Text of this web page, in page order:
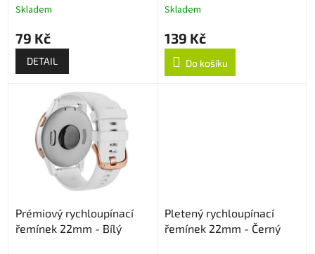
Skladem
79 Kč
DETAIL
Skladem
139 Kč
Do košíku
Prémiový rychloupínací
řemínek 22mm - Bílý
Pletený rychloupínací
řemínek 22mm - Černý